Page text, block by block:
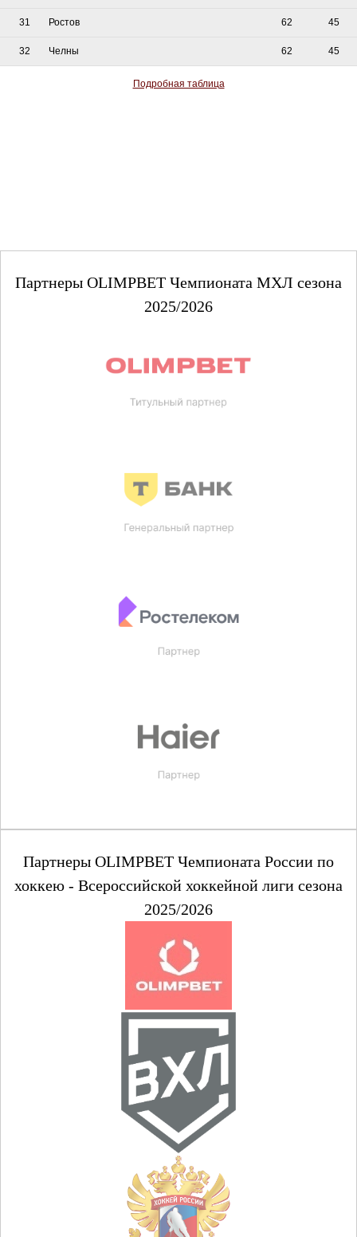
31 Ростов 62 45
32 Челны 62 45
Подробная таблица
Партнеры OLIMPBET Чемпионата МХЛ сезона
2025/2026
Партнеры OLIMPBET Чемпионата России по
хоккею - Всероссийской хоккейной лиги сезона
2025/2026